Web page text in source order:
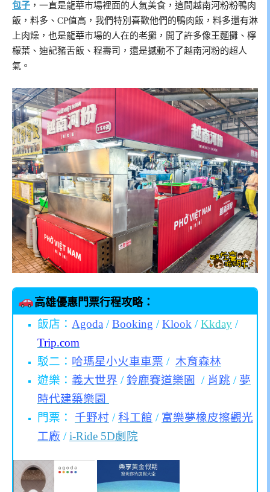
包子 ，一直是龍華市場裡面的人氣美食，這間越南河粉粉鴨肉
飯，料多、CP值高，我們特別喜歡他們的鴨肉飯，料多還有淋
上肉燥，也是龍華市場的人在的老攤，開了許多像王麵攤、檸
檬葉、迪記豬舌飯、程壽司，還是撼動不了越南河粉的超人
氣。
高雄優惠門票行程攻略：
飯店： Agoda /Booking /Klook /Kkday /
Trip.com
駁二： 哈瑪星小火車車票 / 木育森林
遊樂： 義大世界 /鈴鹿賽道樂園 / 肖跳 / 夢
時代建築樂園
門票： 千野村 /科工館 / 富樂夢橡皮擦觀光
工廠 /i-Ride 5D劇院